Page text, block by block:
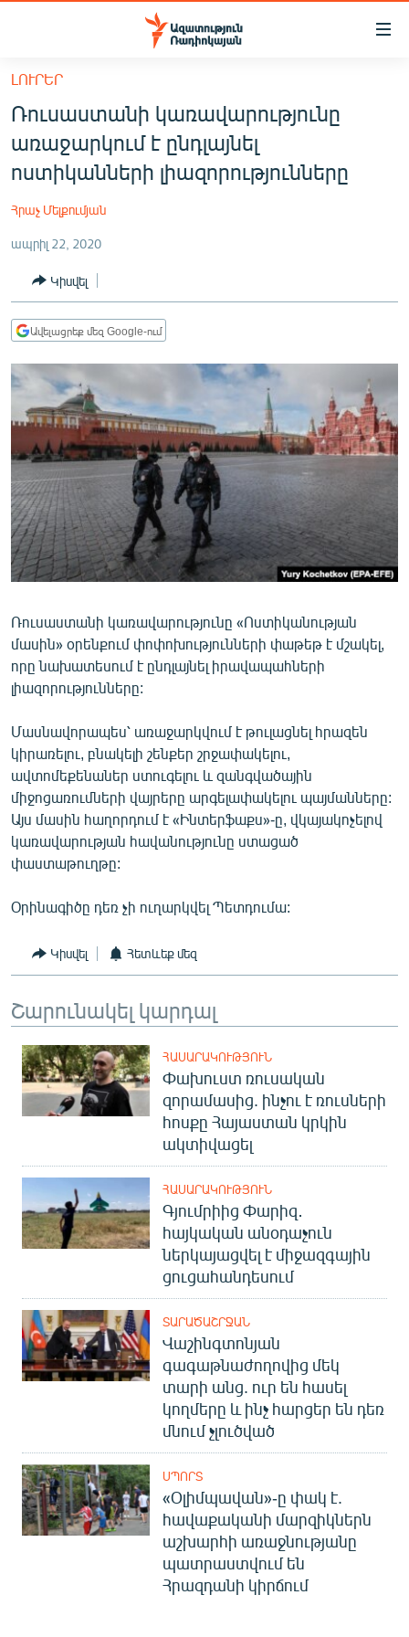
Մատչելիության
հիմնական
բովանդակությանը
հիմնական
մենյուին
ՔԱՂԱՔԱԿԱՆ
ՏՆՏԵՍՈՒԹՅՈՒՆ
ՂԱՐԱԲԱՂ
ՏԱՐԱԾԱՇՐՋԱՆ
ՄԻՋԱԶԳԱՅԻՆ
ՄՇԱԿՈՒՅԹ
ՍՊՈՐՏ
ՄԵԿՆԱԲԱՆՈՒԹՅՈՒՆ
ՏՏ ԵՒ ԻՆՏԵՐՆԵՏ
ԱՐԽԻՎ
ՏԵՍԱՆՅՈՒԹԵՐ
ԲԱՆԱՎԵՃ
ՓՈԴՔԱՍԹ
Հայերեն
English
Русский
ՀԵՏԵՎԵՔ ՄԵԶ
ԼՈՒՐԵՐ
Ռուսաստանի կառավարությունը
առաջարկում է ընդլայնել
ոստիկանների լիազորությունները
Հրաչ Մելքումյան
ապրիլ 22, 2020
Կիսվել
Ավելացրեք մեզ Google-ում
Ռուսաստանի կառավարությունը «Ոստիկանության
մասին» օրենքում փոփոխությունների փաթեթ է մշակել,
որը նախատեսում է ընդլայնել իրավապահների
լիազորությունները:
Մասնավորապես՝ առաջարկվում է թուլացնել հրազեն
կիրառելու, բնակելի շենքեր շրջափակելու,
ավտոմեքենաներ ստուգելու և զանգվածային
միջոցառումների վայրերը արգելափակելու պայմանները:
Այս մասին հաղորդում է «Ինտերֆաքս»-ը, վկայակոչելով
կառավարության հավանությունը ստացած
փաստաթուղթը:
Օրինագիծը դեռ չի ուղարկվել Պետդումա:
Կիսվել Հետևեք մեզ
Շարունակել կարդալ
ՀԱՍԱՐԱԿՈՒԹՅՈՒՆ
Փախուստ ռուսական
զորամասից. ինչու է ռուսների
հոսքը Հայաստան կրկին
ակտիվացել
ՀԱՍԱՐԱԿՈՒԹՅՈՒՆ
Գյումրիից Փարիզ․
հայկական անօդաչուն
ներկայացվել է միջազգային
ցուցահանդեսում
ՏԱՐԱԾԱՇՐՋԱՆ
Վաշինգտոնյան
գագաթնաժողովից մեկ
տարի անց. ուր են հասել
կողմերը և ինչ հարցեր են դեռ
մնում չլուծված
ՍՊՈՐՏ
«Օլիմպավան»-ը փակ է.
հավաքականի մարզիկներն
աշխարհի առաջնությանը
պատրաստվում են
Հրազդանի կիրճում